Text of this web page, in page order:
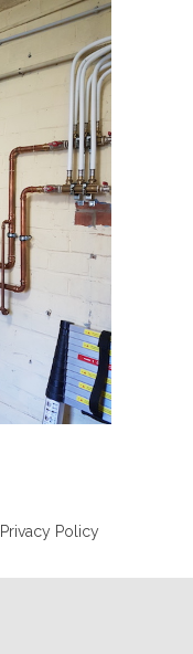
Privacy Policy